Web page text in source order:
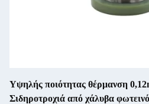
Υψηλής ποιότητας θέρμανση
Σιδηροτροχιά από χάλυβα